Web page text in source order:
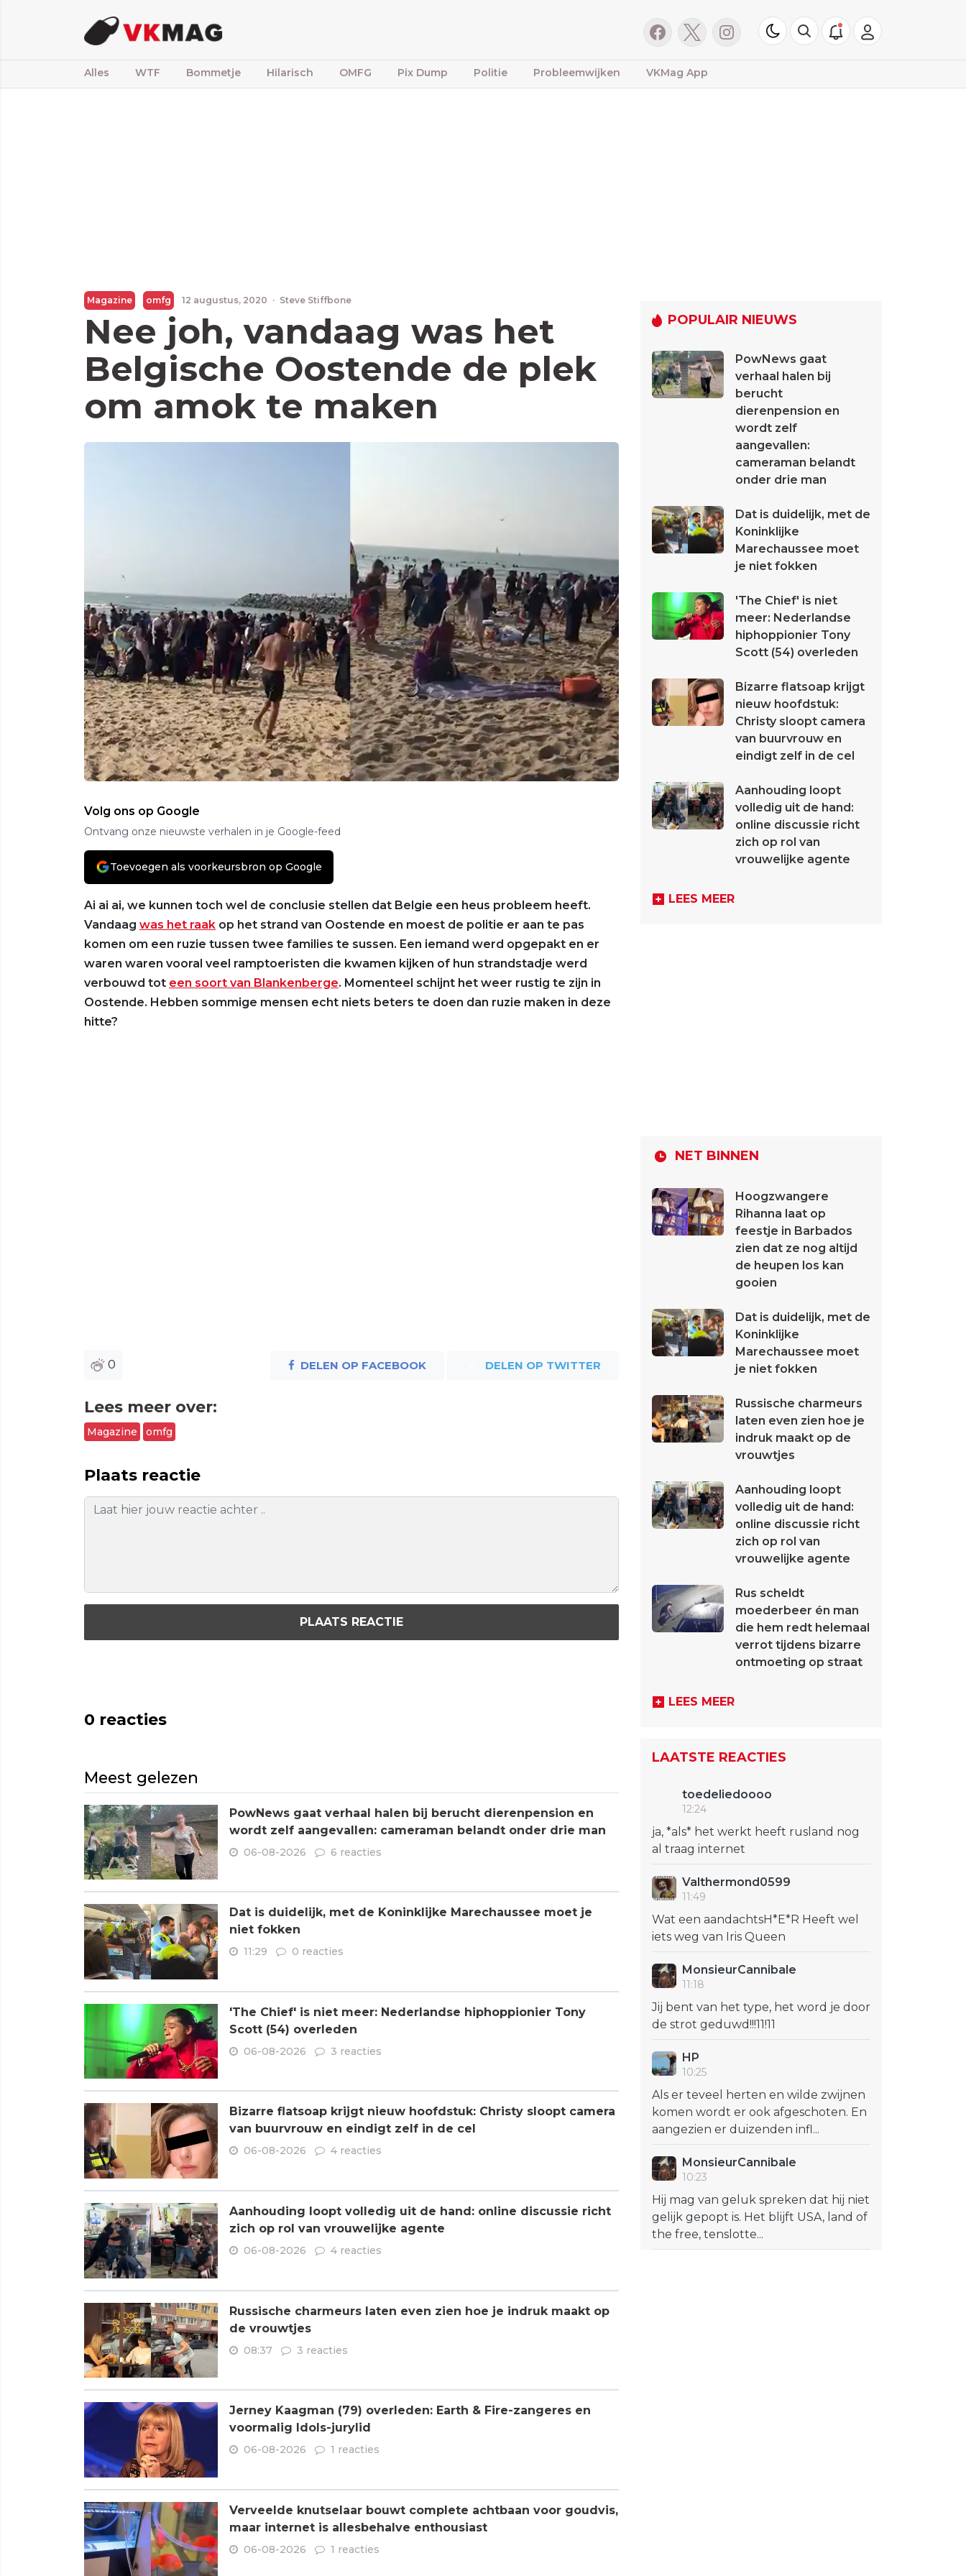
Alles WTF Bommetje Hilarisch OMFG Pix Dump Politie Probleemwijken VKMag App
Magazine omfg 12 augustus, 2020 · Steve Stiffbone
Nee joh, vandaag was het
Belgische Oostende de plek
om amok te maken
Volg ons op Google
Ontvang onze nieuwste verhalen in je Google-feed
Toevoegen als voorkeursbron op Google
Ai ai ai, we kunnen toch wel de conclusie stellen dat Belgie een heus probleem heeft.
Vandaag was het raak op het strand van Oostende en moest de politie er aan te pas
komen om een ruzie tussen twee families te sussen. Een iemand werd opgepakt en er
waren waren vooral veel ramptoeristen die kwamen kijken of hun strandstadje werd
verbouwd tot een soort van Blankenberge. Momenteel schijnt het weer rustig te zijn in
Oostende. Hebben sommige mensen echt niets beters te doen dan ruzie maken in deze
hitte?
0 DELEN OP FACEBOOK DELEN OP TWITTER
Lees meer over:
Magazine omfg
Plaats reactie
PLAATS REACTIE
0 reacties
Meest gelezen
PowNews gaat verhaal halen bij berucht dierenpension en
wordt zelf aangevallen: cameraman belandt onder drie man
06-08-2026 6 reacties
Dat is duidelijk, met de Koninklijke Marechaussee moet je
niet fokken
11:29 0 reacties
'The Chief' is niet meer: Nederlandse hiphoppionier Tony
Scott (54) overleden
06-08-2026 3 reacties
Bizarre flatsoap krijgt nieuw hoofdstuk: Christy sloopt camera
van buurvrouw en eindigt zelf in de cel
06-08-2026 4 reacties
Aanhouding loopt volledig uit de hand: online discussie richt
zich op rol van vrouwelijke agente
06-08-2026 4 reacties
Russische charmeurs laten even zien hoe je indruk maakt op
de vrouwtjes
08:37 3 reacties
Jerney Kaagman (79) overleden: Earth & Fire-zangeres en
voormalig Idols-jurylid
06-08-2026 1 reacties
Verveelde knutselaar bouwt complete achtbaan voor goudvis,
maar internet is allesbehalve enthousiast
06-08-2026 1 reacties
POPULAIR NIEUWS
PowNews gaat
verhaal halen bij
berucht
dierenpension en
wordt zelf
aangevallen:
cameraman belandt
onder drie man
Dat is duidelijk, met de
Koninklijke
Marechaussee moet
je niet fokken
'The Chief' is niet
meer: Nederlandse
hiphoppionier Tony
Scott (54) overleden
Bizarre flatsoap krijgt
nieuw hoofdstuk:
Christy sloopt camera
van buurvrouw en
eindigt zelf in de cel
Aanhouding loopt
volledig uit de hand:
online discussie richt
zich op rol van
vrouwelijke agente
LEES MEER
NET BINNEN
Hoogzwangere
Rihanna laat op
feestje in Barbados
zien dat ze nog altijd
de heupen los kan
gooien
Dat is duidelijk, met de
Koninklijke
Marechaussee moet
je niet fokken
Russische charmeurs
laten even zien hoe je
indruk maakt op de
vrouwtjes
Aanhouding loopt
volledig uit de hand:
online discussie richt
zich op rol van
vrouwelijke agente
Rus scheldt
moederbeer én man
die hem redt helemaal
verrot tijdens bizarre
ontmoeting op straat
LEES MEER
LAATSTE REACTIES
toedeliedoooo
12:24
ja, *als* het werkt heeft rusland nog
al traag internet
Valthermond0599
11:49
Wat een aandachtsH*E*R Heeft wel
iets weg van Iris Queen
MonsieurCannibale
11:18
Jij bent van het type, het word je door
de strot geduwd!!!11!11
HP
10:25
Als er teveel herten en wilde zwijnen
komen wordt er ook afgeschoten. En
aangezien er duizenden infl...
MonsieurCannibale
10:23
Hij mag van geluk spreken dat hij niet
gelijk gepopt is. Het blijft USA, land of
the free, tenslotte...